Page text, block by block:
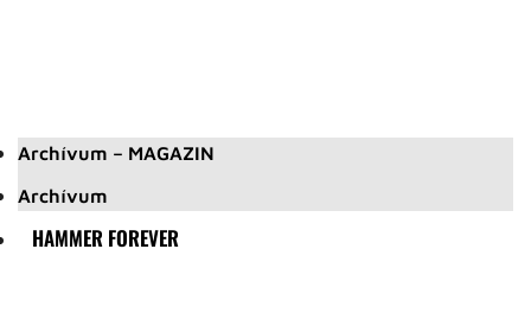
Archívum – MAGAZIN
Archívum
HAMMER FOREVER